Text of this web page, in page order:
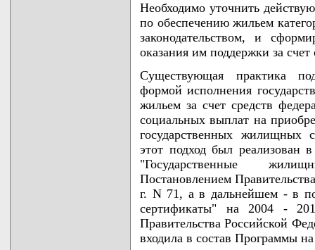
Необходимо уточнить
по обеспечению жильем
законодательством, и
оказания им поддержки за
Существующая практика
формой исполнения
жильем за счет средств
социальных выплат на
государственных жилищных
этот подход был реализован
"Государственные
Постановлением
г. N 71, а в дальнейшем - в
сертификаты" на 2004 -
Правительства Российской
входила в состав Программы